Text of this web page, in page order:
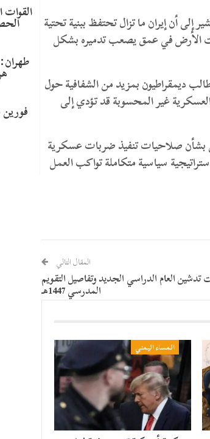
إلى أن إيران ما تزال تحتفظ ببنية تحتية
الأرض في عمق يصعب تدميره بشكل
ديمقراطيون بمزيد من الشفافية حول
غير المحسوبة قد تؤدي إلى
بشأن صلاحيات تنفيذ ضربات عسكرية
سياسية متكاملة تواكب العمل
المقال التالي
العام الدراسي الجديد وتفاصيل التقويم
المدرسي 1447هـ
المساء اليمني